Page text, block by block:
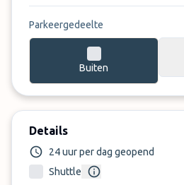
Parkeergedeelte
Buiten
Details
24 uur per dag geopend
Shuttle